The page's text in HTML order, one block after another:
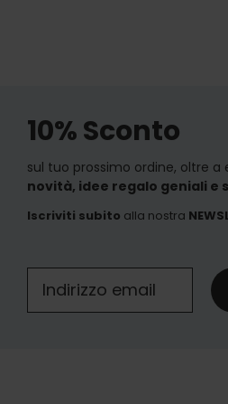
10% Sconto
sul tuo prossimo ordine, oltre a
novità, idee regalo geniali e
Iscriviti subito alla nostra